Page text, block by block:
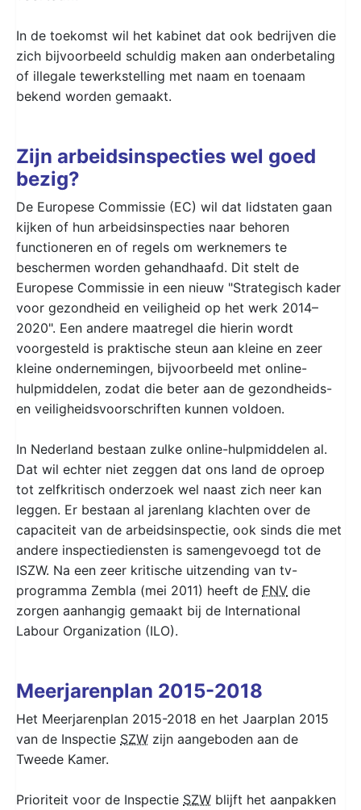
In de toekomst wil het kabinet dat ook bedrijven die
zich bijvoorbeeld schuldig maken aan onderbetaling
of illegale tewerkstelling met naam en toenaam
bekend worden gemaakt.
Zijn arbeidsinspecties wel goed
bezig?
De Europese Commissie (EC) wil dat lidstaten gaan
kijken of hun arbeidsinspecties naar behoren
functioneren en of regels om werknemers te
beschermen worden gehandhaafd. Dit stelt de
Europese Commissie in een nieuw "Strategisch kader
voor gezondheid en veiligheid op het werk 2014–
2020". Een andere maatregel die hierin wordt
voorgesteld is praktische steun aan kleine en zeer
kleine ondernemingen, bijvoorbeeld met online-
hulpmiddelen, zodat die beter aan de gezondheids-
en veiligheidsvoorschriften kunnen voldoen.
In Nederland bestaan zulke online-hulpmiddelen al.
Dat wil echter niet zeggen dat ons land de oproep
tot zelfkritisch onderzoek wel naast zich neer kan
leggen. Er bestaan al jarenlang klachten over de
capaciteit van de arbeidsinspectie, ook sinds die met
andere inspectiediensten is samengevoegd tot de
ISZW. Na een zeer kritische uitzending van tv-
programma Zembla (mei 2011) heeft de FNV die
zorgen aanhangig gemaakt bij de International
Labour Organization (ILO).
Meerjarenplan 2015-2018
Het Meerjarenplan 2015-2018 en het Jaarplan 2015
van de Inspectie SZW zijn aangeboden aan de
Tweede Kamer.
Prioriteit voor de Inspectie SZW blijft het aanpakken